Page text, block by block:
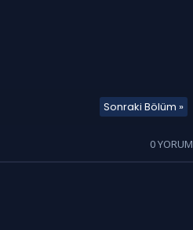
Sonraki Bölüm »
0 YORUM